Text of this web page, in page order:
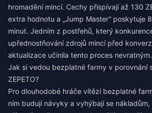
hromadění mincí. Cechy přispívají až 130
extra hodnotu a „Jump Master“ poskytuje
minut. Jedním z postřehů, který
upřednostňování zdrojů mincí před
aktualizace učinila tento proces nevratným.
Jak si vedou bezplatné farmy v porovnání
ZEPETO?
Pro dlouhodobé hráče vítězí bezplatné
nim budují návyky a vyhýbají se